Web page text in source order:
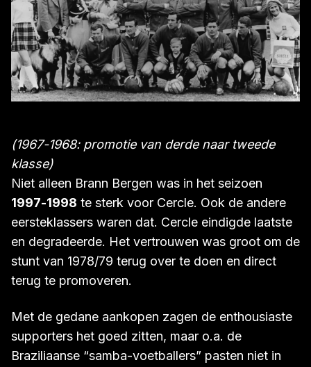
(1967-1968: promotie van derde naar tweede
klasse)
Niet alleen Brann Bergen was in het seizoen
1997-1998 te sterk voor Cercle. Ook de andere
eersteklassers waren dat. Cercle eindigde laatste
en degradeerde. Het vertrouwen was groot om de
stunt van 1978/79 terug over te doen en direct
terug te promoveren.
Met de gedane aankopen zagen de enthousiaste
supporters het goed zitten, maar o.a. de
Braziliaanse “samba-voetballers” pasten niet in